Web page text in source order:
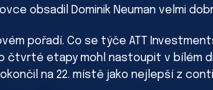
obsadil Dominik Neuman velmi
pořadí. Co se týče ATT
čtvrté etapy mohl nastoupit v bílém
na 22. místě jako nejlepší z